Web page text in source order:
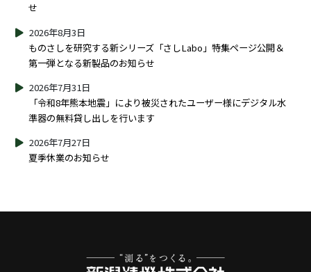
せ
ものさしを研究する新シリーズ「さしLabo」特集ページ公開＆
第一弾となる新製品のお知らせ
2026年8月3日
「令和8年熊本地震」により被災されたユーザー様にデジタル水
準器の無料貸し出しを行います
2026年7月31日
夏季休業のお知らせ
2026年7月27日